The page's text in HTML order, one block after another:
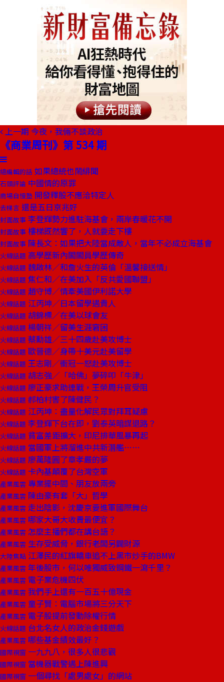
上一期 今夜，我倆不談政治
《商業周刊》第 534 期
總編輯的話 如果總統也鬧緋聞
石頭評論 中國情的原罪
商場自慢塾 開發釋股不應洽特定人
去梯言 還是五日京兆好
封面故事 李登輝勢力進駐海基會，兩岸春暖花不開
封面故事 樓梯既然響了，人就要走下樓
封面故事 陳長文：如果把大陸當成敵人，當年不必成立海基會
火線話題 高學歷新內閣閣員學歷傳奇
火線話題 魏啟林／和詹火生的英倫「溫馨接送情」
火線話題 焦仁和／在美加入「反共愛國聯盟」
火線話題 趙守博／情牽美國伊利諾大學
火線話題 江丙坤／日本留學遇貴人
火線話題 胡錦標／在美以球會友
火線話題 楊朝祥／留美生涯窘困
火線話題 蔡勳雄／三十四歲赴美攻博士
火線話題 歐晉德／身帶十美元赴美留學
火線話題 王志剛／衝冠一怒赴美攻博士
火線話題 胡志強／「哈佛」夢碎叩「牛津」
火線話題 廖正豪求助連戰，王榮周升官受阻
火線話題 郝柏村害了陳健民？
火線話題 江丙坤：盡量化解民眾對拜耳疑慮
火線話題 李登輝下台在即，劉泰英暗謀退路？
火線話題 貧富差距擴大，印尼排華風暴再起
火線話題 當國軍上將溜進中共新潛艦……
火線話題 廖萬隆圓了章孝嚴的夢
火線話題 卡內基顛覆了台灣空軍
產業風雲 專業擺中間、朋友放兩旁
產業風雲 陳由豪有套「大」哲學
產業風雲 走出陰影，沈慶京要進軍國際舞台
產業風雲 哪家大哥大收費最便宜？
產業風雲 怎麼主播們都在講台語？
產業風雲 生存受威脅，銀行老闆另闢財源
大陸焦點 江澤民的紅旗轎車追不上黑市炒手的BMW
產業風雲 年後股市，何以唯獨威致鋼鐵一瀉千里？
產業風雲 電子業危機四伏
產業風雲 我們手上還有一百五十億現金
產業風雲 童子賢：電腦市場將三分天下
產業風雲 電子股提前發動除權行情
火線話題 台北名女人的政治金錢遊戲
產業風雲 哪些基金績效最好？
國際視窗 一九九八，很多人很悲觀
國際視窗 當機器戰警遇上陳進興
國際視窗 一個尋找「處男處女」的網站